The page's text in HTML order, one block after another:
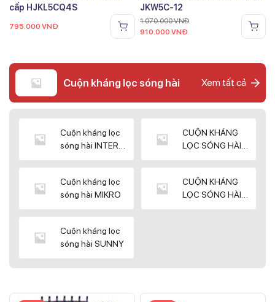
cấp HJKL5CQ4S
795.000 VNĐ
JKW5C-12
1.070.000VNĐ
910.000 VNĐ
Cuộn kháng lọc sóng hài Xem tất cả
Cuộn kháng lọc
sóng hài INTER
CUỘN KHÁNG
LỌC SÓNG HÀI
Cuộn kháng lọc
sóng hài MIKRO
CUỘN KHÁNG
LỌC SÓNG HÀI
Cuộn kháng lọc
sóng hài SUNNY